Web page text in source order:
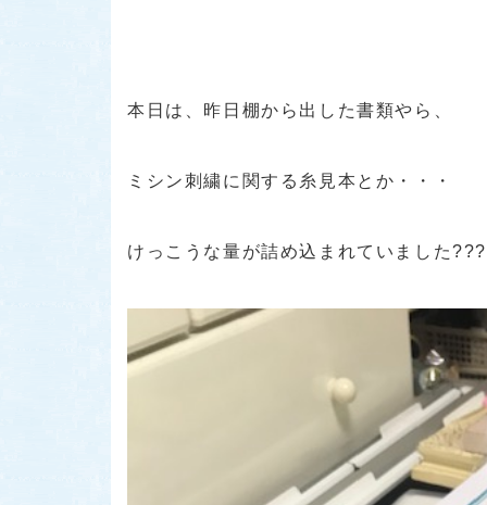
本日は、昨日棚から出した書類やら、
ミシン刺繍に関する糸見本とか・・・
けっこうな量が詰め込まれていました